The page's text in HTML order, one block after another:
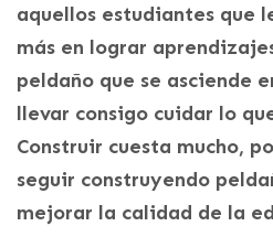
aquellos estudiantes que
más en lograr
peldaño que se asciende
llevar consigo cuidar lo
Construir cuesta mucho,
seguir construyendo
mejorar la calidad de la